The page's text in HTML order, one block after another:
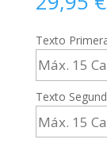
Texto
Texto